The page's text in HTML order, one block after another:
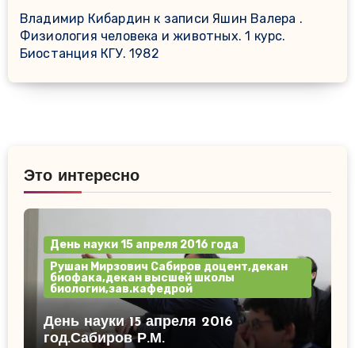
Владимир Кибардин к записиЯшин Валера .
Физиология человека и животных. 1 курс.
Биостанция КГУ. 1982
Это интересно
День науки 15 апреля 2016 года
Рушан Мирзович Сабиров доцент,декан
биофака,декан высшей школы
биологии,зав.кафедрой
День науки 15 апреля 2016
год.Сабиров Р.М.